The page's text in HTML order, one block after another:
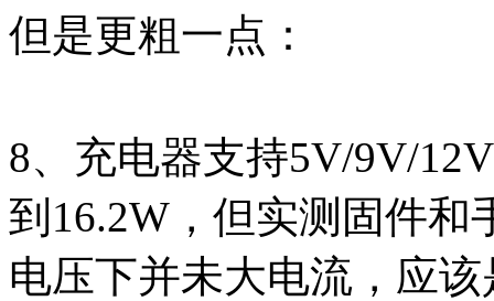
但是更粗一点：
8、充电器支持5V/9V/
到16.2W，但实测固件
电压下并未大电流，应